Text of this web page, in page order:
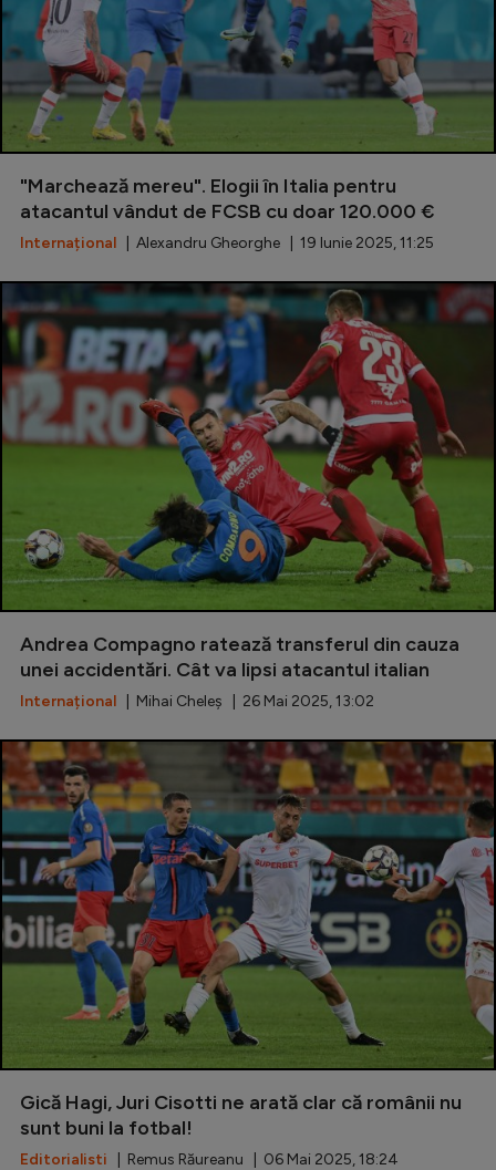
Conference League
CM 2026
Premier League
LaLiga
Serie A
Campionate
Starurile fotbalului
EURO 2024
Stranieri
Clasamente
Tenis
Natație
Gimnastică
Auto
Rugby
Ciclism
Alte sporturi
JO 2024
JO 2026
Intră în cont
"Marchează mereu". Elogii în Italia pentru
atacantul vândut de FCSB cu doar 120.000 €
Internațional | Alexandru Gheorghe | 19 Iunie 2025, 11:25
Andrea Compagno ratează transferul din cauza
unei accidentări. Cât va lipsi atacantul italian
Internațional | Mihai Cheleș | 26 Mai 2025, 13:02
Gică Hagi, Juri Cisotti ne arată clar că românii nu
sunt buni la fotbal!
Editorialisti | Remus Răureanu | 06 Mai 2025, 18:24